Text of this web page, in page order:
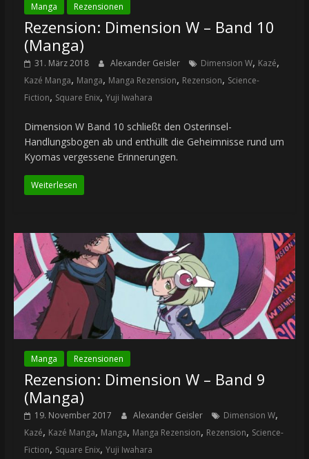
Manga Rezensionen
Rezension: Dimension W – Band 10
(Manga)
31. März 2018 Alexander Geisler Dimension W, Kazé,
Kazé Manga, Manga, Manga Rezension, Rezension, Science-
Fiction, Square Enix, Yuji Iwahara
Dimension W Band 10 schließt den Osterinsel-
Handlungsbogen ab und enthüllt die Geheimnisse rund um
Kyomas vergessene Erinnerungen.
Weiterlesen
Manga Rezensionen
Rezension: Dimension W – Band 9
(Manga)
19. November 2017 Alexander Geisler Dimension W,
Kazé, Kazé Manga, Manga, Manga Rezension, Rezension, Science-
Fiction, Square Enix, Yuji Iwahara